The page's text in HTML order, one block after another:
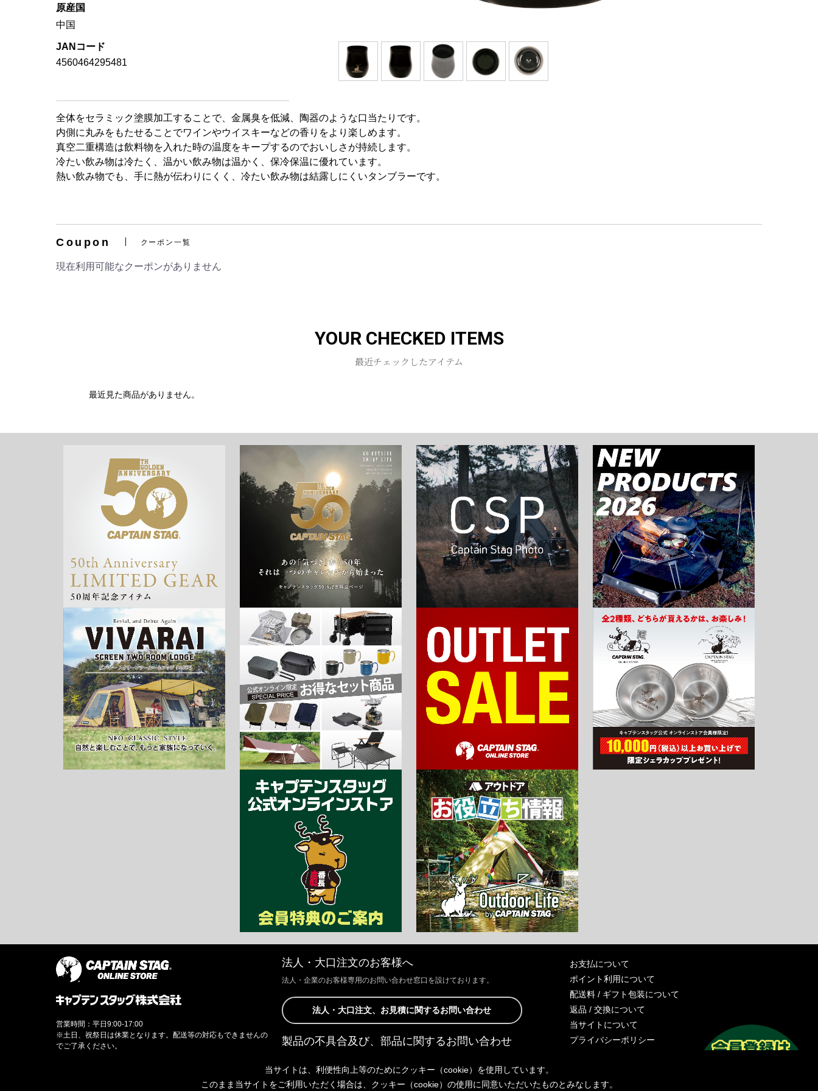
原産国
中国
JANコード
4560464295481
全体をセラミック塗膜加工することで、金属臭を低減、陶器のような口当たりです。
内側に丸みをもたせることでワインやウイスキーなどの香りをより楽しめます。
真空二重構造は飲料物を入れた時の温度をキープするのでおいしさが持続します。
冷たい飲み物は冷たく、温かい飲み物は温かく、保冷保温に優れています。
熱い飲み物でも、手に熱が伝わりにくく、冷たい飲み物は結露しにくいタンブラーです。
Coupon クーポン一覧
現在利用可能なクーポンがありません
YOUR CHECKED ITEMS
最近チェックしたアイテム
最近見た商品がありません。
法人・大口注文のお客様へ
法人・企業のお客様専用のお問い合わせ窓口を設けております。
法人・大口注文、お見積に関するお問い合わせ
製品の不具合及び、部品に関するお問い合わせ
きましては、Webサイトにて承っております。
以下よりご連絡ください。
お支払について
ポイント利用について
配送料 / ギフト包装について
返品 / 交換について
当サイトについて
プライバシーポリシー
お問い合わせ
営業時間：平日9:00-17:00
※土日、祝祭日は休業となります。配送等の対応もできませんの
でご了承ください。
当サイトは、利便性向上等のためにクッキー（cookie）を使用しています。
このまま当サイトをご利用いただく場合は、クッキー（cookie）の使用に同意いただいたものとみなします。